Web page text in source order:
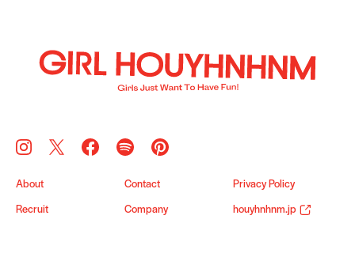
About Contact Privacy Policy
Recruit Company houyhnhnm.jp